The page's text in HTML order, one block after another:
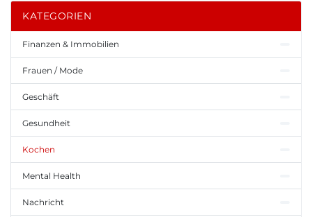
KATEGORIEN
Finanzen & Immobilien
Frauen / Mode
Geschäft
Gesundheit
Kochen
Mental Health
Nachricht